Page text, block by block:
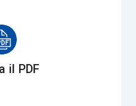
rimasti gli stessi,
sfuggire
il PDF